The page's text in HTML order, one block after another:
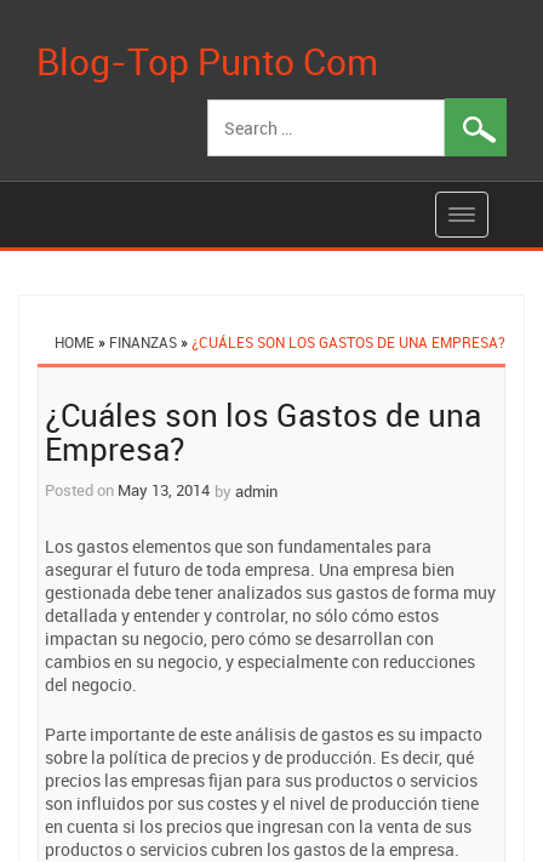
Blog-Top Punto Com
for:
HOME » FINANZAS » ¿CUÁLES SON LOS GASTOS DE UNA EMPRESA?
¿Cuáles son los Gastos de una
Empresa?
Posted on May 13, 2014 by admin
Los gastos elementos que son fundamentales para
asegurar el futuro de toda empresa. Una empresa bien
gestionada debe tener analizados sus gastos de forma muy
detallada y entender y controlar, no sólo cómo estos
impactan su negocio, pero cómo se desarrollan con
cambios en su negocio, y especialmente con reducciones
del negocio.
Parte importante de este análisis de gastos es su impacto
sobre la política de precios y de producción. Es decir, qué
precios las empresas fijan para sus productos o servicios
son influidos por sus costes y el nivel de producción tiene
en cuenta si los precios que ingresan con la venta de sus
productos o servicios cubren los gastos de la empresa.
navigation